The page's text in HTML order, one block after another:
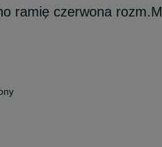
ramię czerwona rozm.M